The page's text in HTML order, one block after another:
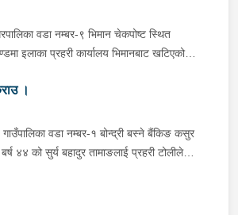
वडा नम्बर-९ भिमान चेकपोष्ट स्थित
इलाका प्रहरी कार्यालय भिमानबाट खटिएको
मोरङबाट काठमाण्डौ तर्फ जाँदै गरेको चालक
वडा नम्बर- १२ बस्ने बर्ष अन्दाजी-२९ को
म.प्र. व०४-००१ ज ००८६ नं. को
सवार जिल्ला सिराह मिर्चैया नगरपालिका-५ बस्ने
भित्र डब्बामा प्लास्टिकले पोका पारी लुकाई छिपाई
जस्तो देखिने गिलो पदार्थ ४५.१९० फेला
।
गाउँपालिका वडा नम्बर-१ बोन्द्री बस्ने बैंकिङ कसुर
बर्ष ४४ को सुर्य बहादुर तामाङलाई प्रहरी टोलीले